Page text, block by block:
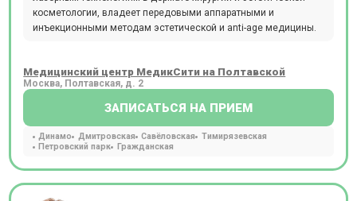
косметологии, владеет передовыми аппаратными и
инъекционными методам эстетической и anti-age медицины.
Медицинский центр МедикСити на Полтавской
Москва, Полтавская, д. 2
ЗАПИСАТЬСЯ НА ПРИЕМ
Динамо Дмитровская Савёловская
Тимирязевская
Петровский парк
Гражданская